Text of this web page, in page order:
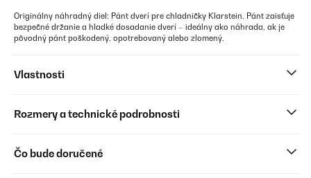
Originálny náhradný diel: Pánt dverí pre chladničky Klarstein. Pánt zaisťuje
bezpečné držanie a hladké dosadanie dverí – ideálny ako náhrada, ak je
pôvodný pánt poškodený, opotrebovaný alebo zlomený.
Vlastnosti
Rozmery a technické podrobnosti
Čo bude doručené